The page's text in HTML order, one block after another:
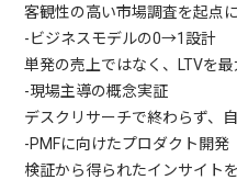
客観性の高い市場調査を起点
-ビジネスモデルの0→1設計
単発の売上ではなく、LTVを
-現場主導の概念実証
デスクリサーチで終わらず、
-PMFに向けたプロダクト開発
検証から得られたインサイト